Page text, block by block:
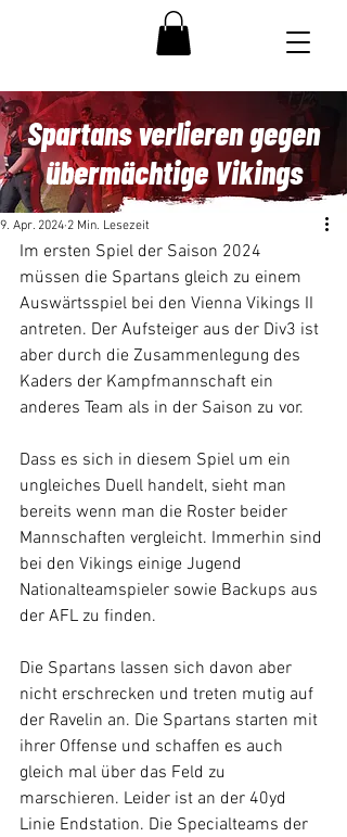
Spartans verlieren gegen
übermächtige Vikings
9. Apr. 2024 2 Min. Lesezeit
Im ersten Spiel der Saison 2024
müssen die Spartans gleich zu einem
Auswärtsspiel bei den Vienna Vikings II
antreten. Der Aufsteiger aus der Div3 ist
aber durch die Zusammenlegung des
Kaders der Kampfmannschaft ein
anderes Team als in der Saison zu vor.
Dass es sich in diesem Spiel um ein
ungleiches Duell handelt, sieht man
bereits wenn man die Roster beider
Mannschaften vergleicht. Immerhin sind
bei den Vikings einige Jugend
Nationalteamspieler sowie Backups aus
der AFL zu finden.
Die Spartans lassen sich davon aber
nicht erschrecken und treten mutig auf
der Ravelin an. Die Spartans starten mit
ihrer Offense und schaffen es auch
gleich mal über das Feld zu
marschieren. Leider ist an der 40yd
Linie Endstation. Die Specialteams der